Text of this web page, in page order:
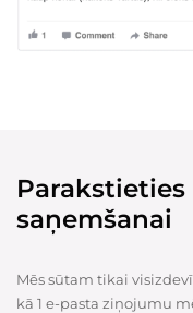
saņemšanai
Mēs sūtam tikai
kā 1 e-pasta ziņojumu